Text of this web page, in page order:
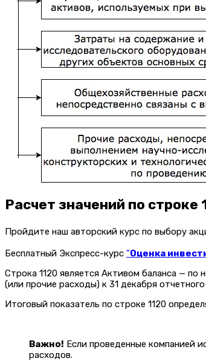
Расчет значений по строке
Пройдите наш авторский курс по выбору
Бесплатный Экспресс-курс "Оценка
Строка 1120 является Активом баланса —
(или прочие расходы) к 31 декабря
Итоговый показатель по строке 1120
Важно! Если проведенные компанией
расходов.